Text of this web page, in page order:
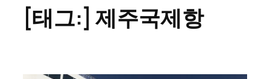
[태그:]제주국제항